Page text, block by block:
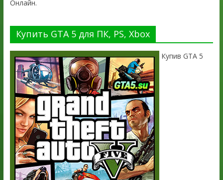
Онлайн.
Купить GTA 5 для ПК, PS, Xbox
Купив GTA 5